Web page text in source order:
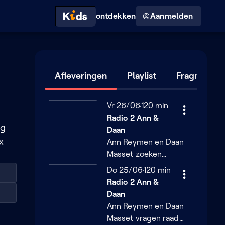
Hoog contrast modus
ontdekken Aanmelden
Afleveringen Playlist
Vrijdag 26 juni
Vr 26/06120 minuten
120 min
Radio 2 Ann &
Daan
Ann Reymen en Daan
Masset zoeken
antwoorden op al jullie
hittevragen! Want het
is nog altijd heel warm.
En wat hebben ze
onthouden van het
Donderdag 25 juni
Do 25/06120 minuten
120 min
Radio 2 Ann &
Daan
Ann Reymen en Daan
Masset vragen raad